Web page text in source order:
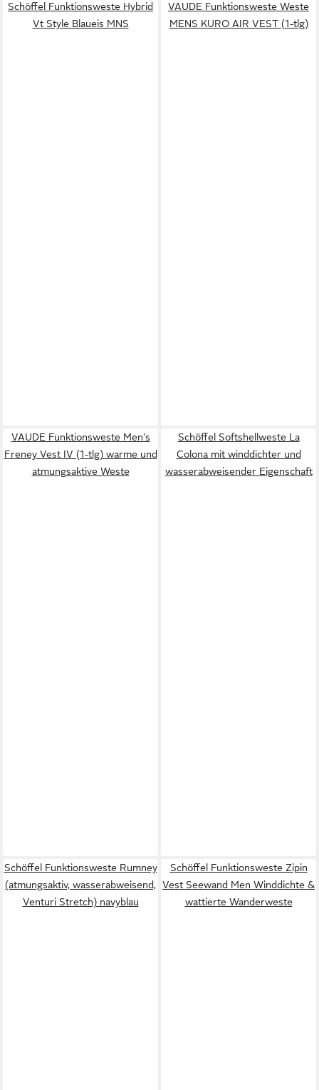
Schöffel Funktionsweste Hybrid
Vt Style Blaueis MNS
VAUDE Funktionsweste Weste
MENS KURO AIR VEST (1-tlg)
VAUDE Funktionsweste Men's
Freney Vest IV (1-tlg) warme und
atmungsaktive Weste
Schöffel Softshellweste La
Colona mit winddichter und
wasserabweisender Eigenschaft
Schöffel Funktionsweste Rumney
(atmungsaktiv, wasserabweisend,
Venturi Stretch) navyblau
Schöffel Funktionsweste Zipin
Vest Seewand Men Winddichte &
wattierte Wanderweste